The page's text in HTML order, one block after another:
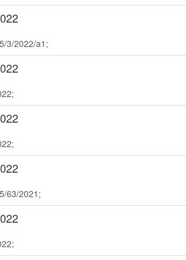
3/2022/a1;
63/2021;